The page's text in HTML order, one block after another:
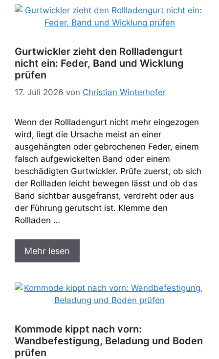
Gurtwickler zieht den Rollladengurt
nicht ein: Feder, Band und Wicklung
prüfen
17. Juli 2026 von Christian Winterhofer
Wenn der Rollladengurt nicht mehr eingezogen
wird, liegt die Ursache meist an einer
ausgehängten oder gebrochenen Feder, einem
falsch aufgewickelten Band oder einem
beschädigten Gurtwickler. Prüfe zuerst, ob sich
der Rollladen leicht bewegen lässt und ob das
Band sichtbar ausgefranst, verdreht oder aus
der Führung gerutscht ist. Klemme den
Rollladen …
Mehr lesen
Kommode kippt nach vorn:
Wandbefestigung, Beladung und Boden
prüfen